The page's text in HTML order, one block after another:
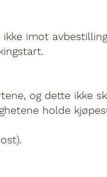
imot
og dette ikke
holde